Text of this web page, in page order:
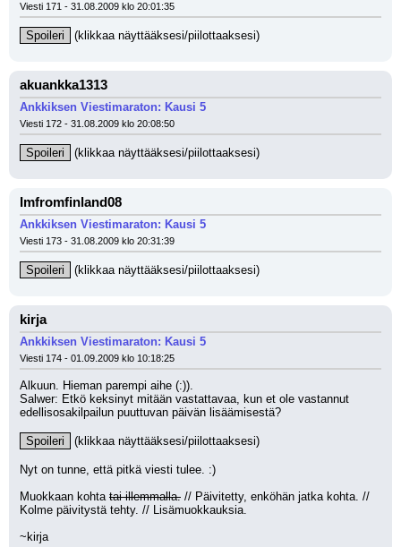
Viesti 171 - 31.08.2009 klo 20:01:35
Spoileri (klikkaa näyttääksesi/piilottaaksesi)
akuankka1313
Ankkiksen Viestimaraton: Kausi 5
Viesti 172 - 31.08.2009 klo 20:08:50
Spoileri (klikkaa näyttääksesi/piilottaaksesi)
Imfromfinland08
Ankkiksen Viestimaraton: Kausi 5
Viesti 173 - 31.08.2009 klo 20:31:39
Spoileri (klikkaa näyttääksesi/piilottaaksesi)
kirja
Ankkiksen Viestimaraton: Kausi 5
Viesti 174 - 01.09.2009 klo 10:18:25
Alkuun. Hieman parempi aihe (:)).
Salwer: Etkö keksinyt mitään vastattavaa, kun et ole vastannut
edellisosakilpailun puuttuvan päivän lisäämisestä?
Spoileri (klikkaa näyttääksesi/piilottaaksesi)
Nyt on tunne, että pitkä viesti tulee. :)
Muokkaan kohta tai illemmalla. // Päivitetty, enköhän jatka kohta. //
Kolme päivitystä tehty. // Lisämuokkauksia.
~kirja